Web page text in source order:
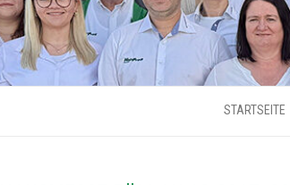
STARTSEITE